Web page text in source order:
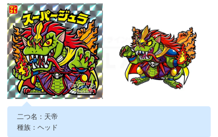
二つ名：天帝
種族：ヘッド